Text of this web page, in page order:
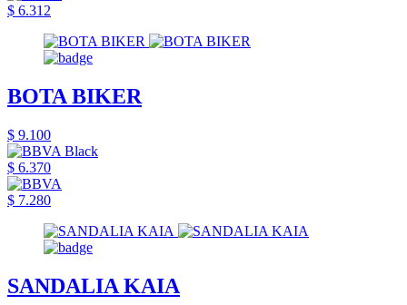
$ 6.312
BOTA BIKER
$ 9.100
$ 6.370
$ 7.280
SANDALIA KAIA